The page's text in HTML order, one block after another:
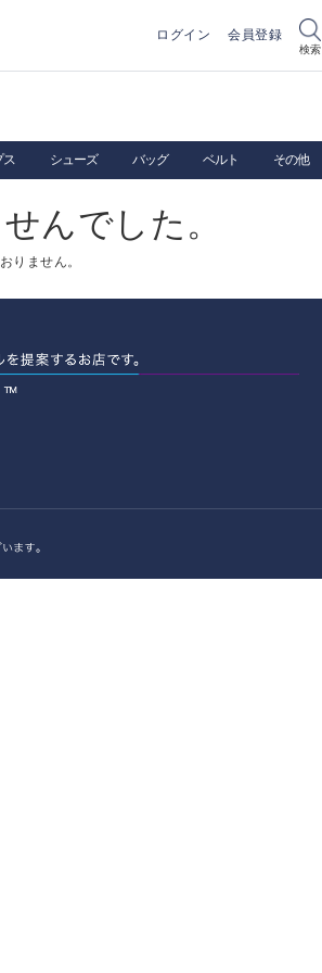
ログイン 会員登録
検索
ス シューズ バッグ ベルト その他
んでした。
りません。